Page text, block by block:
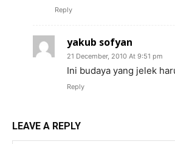
Reply
yakub sofyan
21 December, 2010 At 9:51 pm
Ini budaya yang jelek
Reply
LEAVE A REPLY